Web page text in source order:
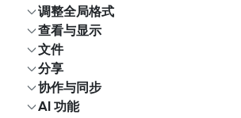
调整全局格式
查看与显示
文件
分享
协作与同步
AI 功能